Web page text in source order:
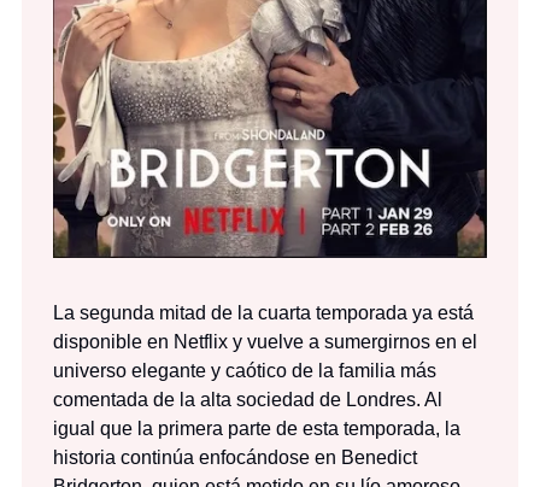
La segunda mitad de la cuarta temporada ya está
disponible en Netflix y vuelve a sumergirnos en el
universo elegante y caótico de la familia más
comentada de la alta sociedad de Londres. Al
igual que la primera parte de esta temporada, la
historia continúa enfocándose en Benedict